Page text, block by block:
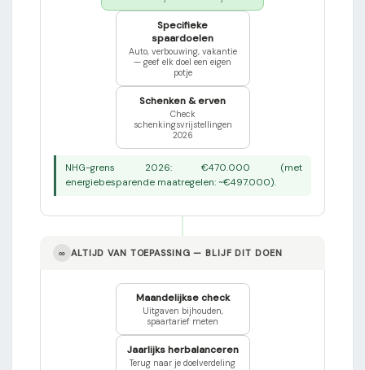
Specifieke
spaardoelen
Auto, verbouwing, vakantie
— geef elk doel een eigen
potje
Schenken & erven
Check
schenkingsvrijstellingen
2026
NHG-grens 2026: €470.000 (met
energiebesparende maatregelen: ~€497.000).
∞ ALTIJD VAN TOEPASSING — BLIJF DIT DOEN
Maandelijkse check
Uitgaven bijhouden,
spaartarief meten
Jaarlijks herbalanceren
Terug naar je doelverdeling